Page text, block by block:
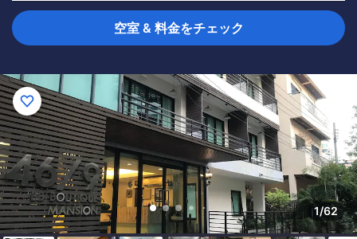
空室 & 料金をチェック
1/62